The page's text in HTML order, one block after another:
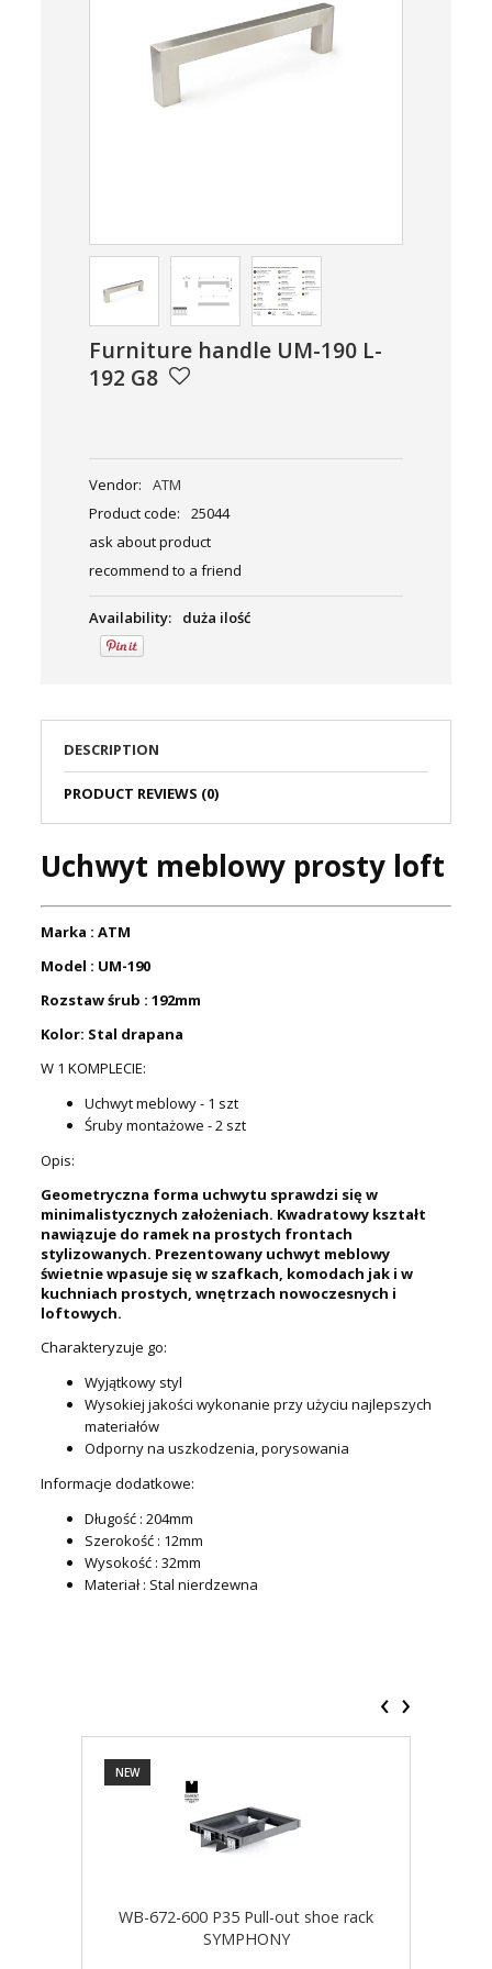
Furniture handle UM-190 L-
192 G8
Vendor:
ATM
Product code:
25044
ask about product
recommend to a friend
Availability: duża ilość
DESCRIPTION
PRODUCT REVIEWS (0)
Uchwyt meblowy prosty loft
Marka : ATM
Model : UM-190
Rozstaw śrub : 192mm
Kolor: Stal drapana
W 1 KOMPLECIE:
Uchwyt meblowy - 1 szt
Śruby montażowe - 2 szt
Opis:
Geometryczna forma uchwytu sprawdzi się w
minimalistycznych założeniach. Kwadratowy kształt
nawiązuje do ramek na prostych frontach
stylizowanych. Prezentowany uchwyt meblowy
świetnie wpasuje się w szafkach, komodach jak i w
kuchniach prostych, wnętrzach nowoczesnych i
loftowych.
Charakteryzuje go:
Wyjątkowy styl
Wysokiej jakości wykonanie przy użyciu najlepszych
materiałów
Odporny na uszkodzenia, porysowania
Informacje dodatkowe:
Długość : 204mm
Szerokość : 12mm
Wysokość : 32mm
Materiał : Stal nierdzewna
WB-672-600 P35 Pull-out shoe rack
SYMPHONY
NEW
‹ ›